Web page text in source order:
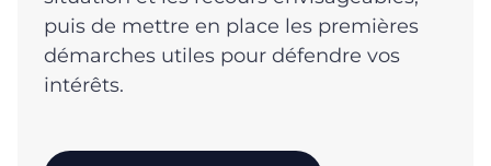
puis de mettre en place les premières
démarches utiles pour défendre vos
intérêts.